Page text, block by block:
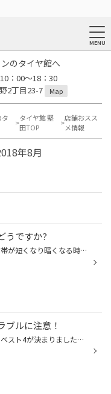
のタイヤ館へ
10：00～18：30
2丁目23-7
Map
タイヤ館 堅
田TOP
店舗おスス
メ情報
年8月
うですか?
最近は明るい時間帯が短くなり暗くなる時間が早くなってきていますね。 少しずつ秋が近づいてきてるようです。 タイヤ館堅田スタッフの大岡です。 最近のニュースで道路の逆走や煽り運転による事故などが上がっていたりしてます。 そのため、ドライブレコーダーの需要はまだまだあるようです。 ドラ...
ブルに注意！
高校野球もついにベスト4が決まりました！ 近江高校の試合ですが、惜しかったですね！ 最後まで何が起こるかわからない高校野球はやっぱり熱くなります！ どうも！田邉です！ 今回はバッテリーのお話です。 エアコンをガンガン使うこの季節。 当然車のバッテリーへの負担は大きいのですが、 残念な...